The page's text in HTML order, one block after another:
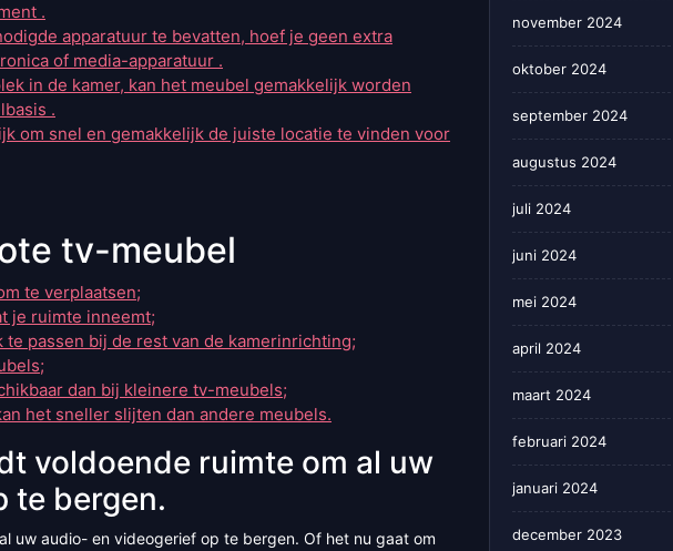
.
apparatuur te bevatten, hoef je geen extra
of media-apparatuur .
in de kamer, kan het meubel gemakkelijk worden
.
om snel en gemakkelijk de juiste locatie te vinden voor
tv-meubel
te verplaatsen;
je ruimte inneemt;
passen bij de rest van de kamerinrichting;
dan bij kleinere tv-meubels;
het sneller slijten dan andere meubels.
voldoende ruimte om al uw
te bergen.
uw audio- en videogerief op te bergen. Of het nu gaat om
november 2024
oktober 2024
september 2024
augustus 2024
juli 2024
juni 2024
mei 2024
april 2024
maart 2024
februari 2024
januari 2024
december 2023